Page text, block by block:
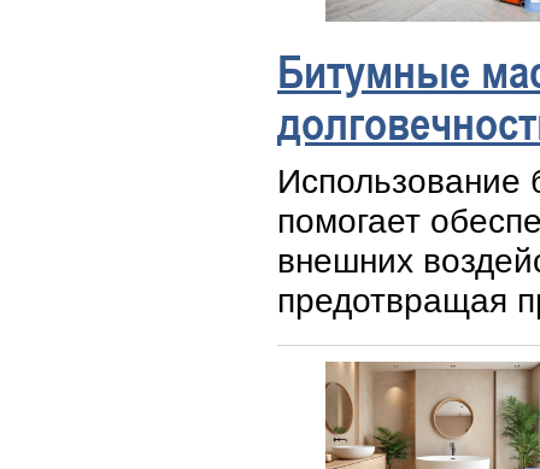
Битумные
Использование
помогает
внешних
предотвращая